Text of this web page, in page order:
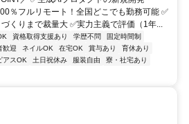
％フルリモート！全国どこでも勤務可能 ✅
くりまで裁量大 ✅実力主義で評価（1年...
資格取得支援あり 学歴不問
固定時間制
歓迎 ネイルOK 在宅OK 賞与あり
育休あり
アスOK 土日祝休み 服装自由
寮・社宅あり